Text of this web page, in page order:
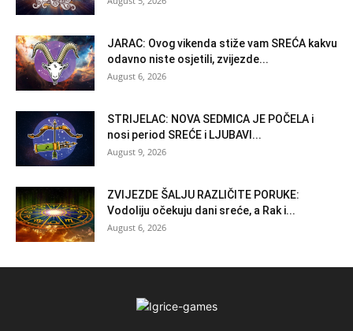
JARAC: Ovog vikenda stiže vam SREĆA kakvu
odavno niste osjetili, zvijezde...
August 6, 2026
STRIJELAC: NOVA SEDMICA JE POČELA i
nosi period SREĆE i LJUBAVI...
August 9, 2026
ZVIJEZDE ŠALJU RAZLIČITE PORUKE:
Vodoliju očekuju dani sreće, a Rak i...
August 6, 2026